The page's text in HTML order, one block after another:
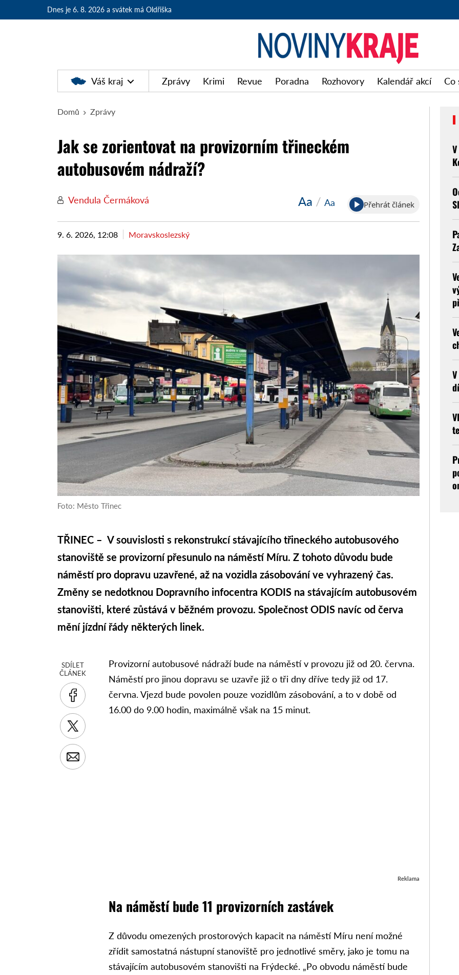
Dnes je 6. 8. 2026 a svátek má Oldřiška
Noviny
kraje
Váš kraj Zprávy Krimi Revue Poradna Rozhovory Kalendář akcí Co
Domů Zprávy
Jak se zorientovat na provizorním třineckém
autobusovém nádraží?
Vendula Čermáková Aa / Aa Přehrát článek
9. 6. 2026, 12:08 Moravskoslezský
Foto: Město Třinec
TŘINEC – V souvislosti s rekonstrukcí stávajícího třineckého autobusového
stanoviště se provizorní přesunulo na náměstí Míru. Z tohoto důvodu bude
náměstí pro dopravu uzavřené, až na vozidla zásobování ve vyhrazený čas.
Změny se nedotknou Dopravního infocentra KODIS na stávajícím autobusovém
stanovišti, které zůstává v běžném provozu. Společnost ODIS navíc od červa
mění jízdní řády některých linek.
SDÍLET
ČLÁNEK
Provizorní autobusové nádraží bude na náměstí v provozu již od 20. června.
Náměstí pro jinou dopravu se uzavře již o tři dny dříve tedy již od 17.
června. Vjezd bude povolen pouze vozidlům zásobování, a to v době od
16.00 do 9.00 hodin, maximálně však na 15 minut.
Reklama
Na náměstí bude 11 provizorních zastávek
Z důvodu omezených prostorových kapacit na náměstí Míru není možné
zřídit samostatná nástupní stanoviště pro jednotlivé směry, jako je tomu na
stávajícím autobusovém stanovišti na Frýdecké. „Po obvodu náměstí bude